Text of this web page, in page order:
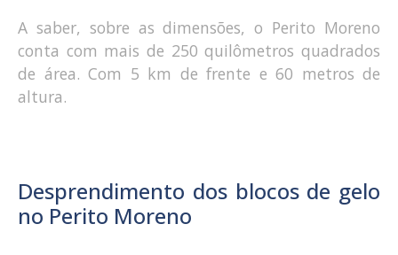
A saber, sobre as dimensões, o Perito Moreno
conta com mais de 250 quilômetros quadrados
de área. Com 5 km de frente e 60 metros de
altura.
Desprendimento dos blocos de gelo
no Perito Moreno